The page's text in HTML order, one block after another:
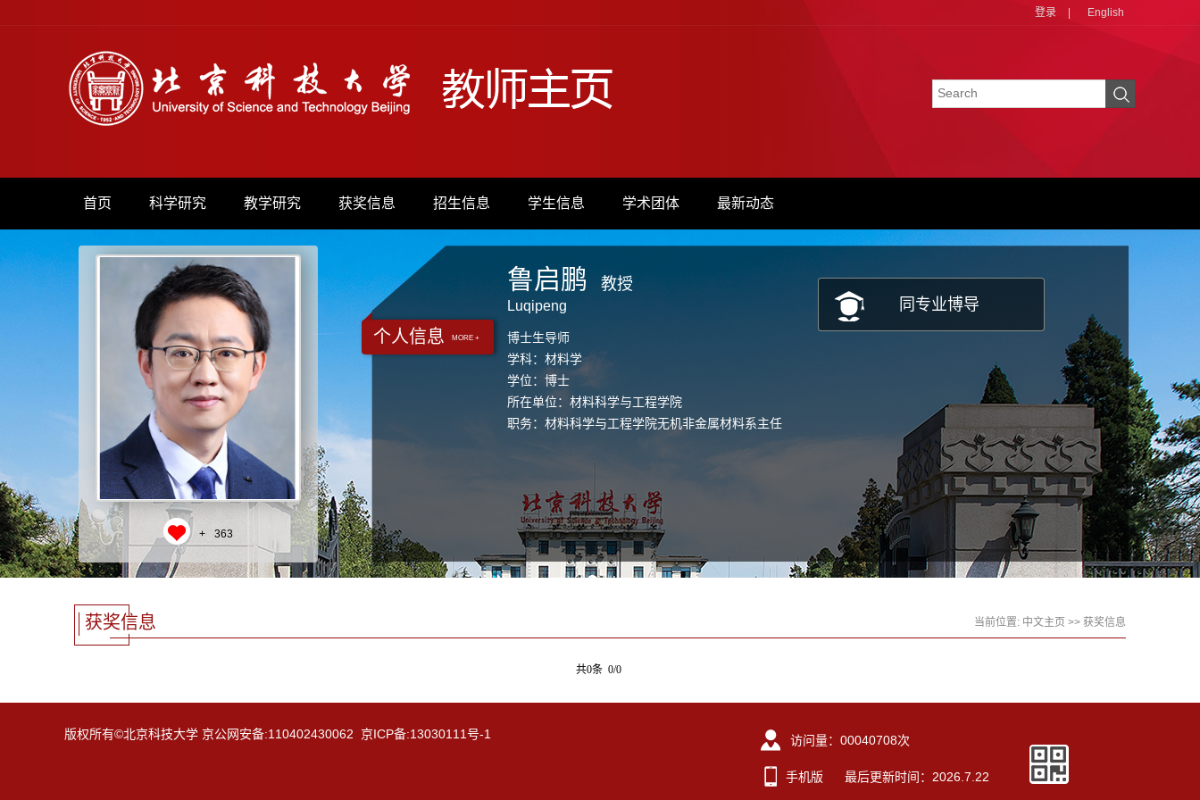
登录 English
首页 科学研究 教学研究 获奖信息 招生信息 学生信息 学术团体 最新动态
+ 363
个人信息 MORE +
鲁启鹏
Luqipeng
教授
博士生导师
学科：材料学
学位：博士
所在单位：材料科学与工程学院
职务：材料科学与工程学院无机非金属材料系主任
同专业博导
获奖信息 当前位置: 中文主页 >> 获奖信息
共0条 0/0
版权所有©北京科技大学 京公网安备:110402430062 京ICP备:13030111号-1 访问量： 00040708次
手机版 最后更新时间： 2026 7 22